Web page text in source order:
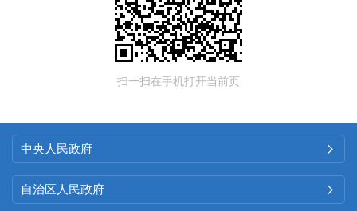
扫一扫在手机打开当前页
中央人民政府 
自治区人民政府 